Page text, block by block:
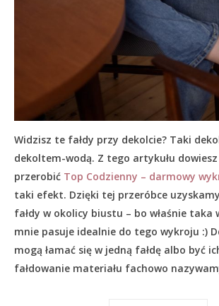
Widzisz te fałdy przy dekolcie? Taki
dekoltem-wodą. Z tego artykułu
przerobić Top Codzienny – darmowy
taki efekt. Dzięki tej przeróbce
fałdy w okolicy biustu – bo właśnie taka
mnie pasuje idealnie do tego wykroju :)
mogą łamać się w jedną fałdę albo być
fałdowanie materiału fachowo